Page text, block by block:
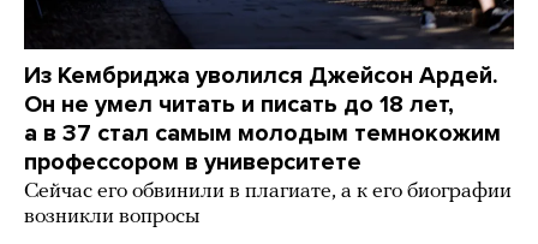
Из Кембриджа уволился Джейсон Ардей.
Он не умел читать и писать до 18 лет,
а в 37 стал самым молодым темнокожим
профессором в университете
Сейчас его обвинили в плагиате, а к его биографии
возникли вопросы